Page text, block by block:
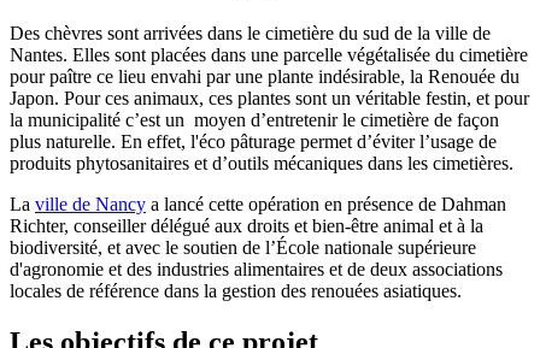
Des chèvres sont arrivées dans le cimetière du sud de la ville de
Nantes. Elles sont placées dans une parcelle végétalisée du cimetière
pour paître ce lieu envahi par une plante indésirable, la Renouée du
Japon. Pour ces animaux, ces plantes sont un véritable festin, et pour
la municipalité c’est un moyen d’entretenir le cimetière de façon
plus naturelle. En effet, l'éco pâturage permet d’éviter l’usage de
produits phytosanitaires et d’outils mécaniques dans les cimetières.
La ville de Nancy a lancé cette opération en présence de Dahman
Richter, conseiller délégué aux droits et bien-être animal et à la
biodiversité, et avec le soutien de l’École nationale supérieure
d'agronomie et des industries alimentaires et de deux associations
locales de référence dans la gestion des renouées asiatiques.